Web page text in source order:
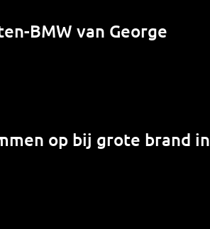
BMW van George
op bij grote brand in